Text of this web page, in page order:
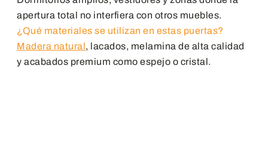
apertura total no interfiera con otros muebles.
¿Qué materiales se utilizan en estas puertas?
Madera natural, lacados, melamina de alta calidad
y acabados premium como espejo o cristal.